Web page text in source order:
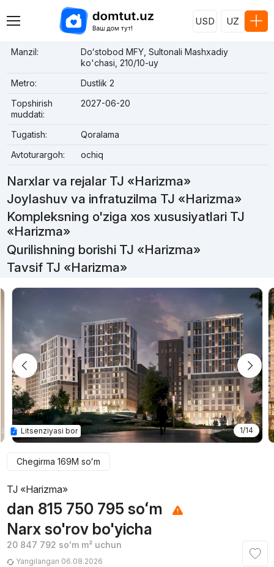
USD UZ
Manzil:
Doʻstobod MFY, Sultonali Mashxadiy
ko'chasi, 210/10-uy
Metro:
Dustlik 2
Topshirish
muddati:
2027-06-20
Tugatish:
Qoralama
Avtoturargoh:
ochiq
Narxlar va rejalar TJ «Harizma»
Joylashuv va infratuzilma TJ «Harizma»
Kompleksning o'ziga xos xususiyatlari TJ
«Harizma»
Qurilishning borishi TJ «Harizma»
Tavsif TJ «Harizma»
1/14
Litsenziyasi bor
Chegirma 169M soʻm
TJ «Harizma»
dan 815 750 795 soʻm
Narx so'rov bo'yicha
20 847 792 soʻmm² uchun
Yangilangan 06.08.2026